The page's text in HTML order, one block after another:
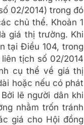
02/2014) trong đó
chủ thể. Khoản 1
giá thị trường. Khi
tại Điều 104, trong
tịch số 02/2014
cụ thể về giá thị
hoặc nếu có phát
lẽ người dân khi
nhằm trốn tránh
giá cho Hội đồng